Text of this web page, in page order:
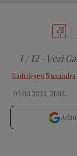
Radulescu Ruxandra
03.03.2023, 21:03.
1 / 12 - Vezi